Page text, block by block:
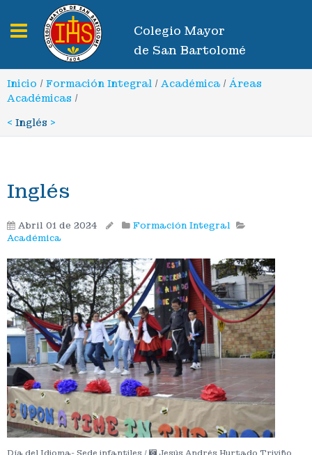
Toggle navigation
Colegio Mayor
de San Bartolomé
Inicio / Formación Integral / Académica / Áreas
Académicas /
< Inglés >
Inglés
Abril 01 de 2024
Formación Integral
Académica
Día del Idioma- Sede infantiles / Jesús Andrés Hurtado Triviño